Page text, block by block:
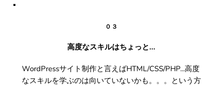
０３
高度なスキルはちょっと...
WordPressサイト制作と言えばHTML/CSS/PHP...高度
なスキルを学ぶのは向いていないかも。。。という方